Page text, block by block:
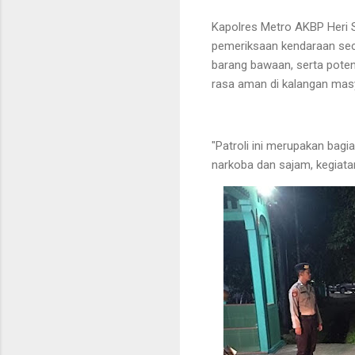
Kapolres Metro AKBP Heri
pemeriksaan kendaraan
barang bawaan, serta
rasa aman di kalangan
"Patroli ini merupakan
narkoba dan sajam,